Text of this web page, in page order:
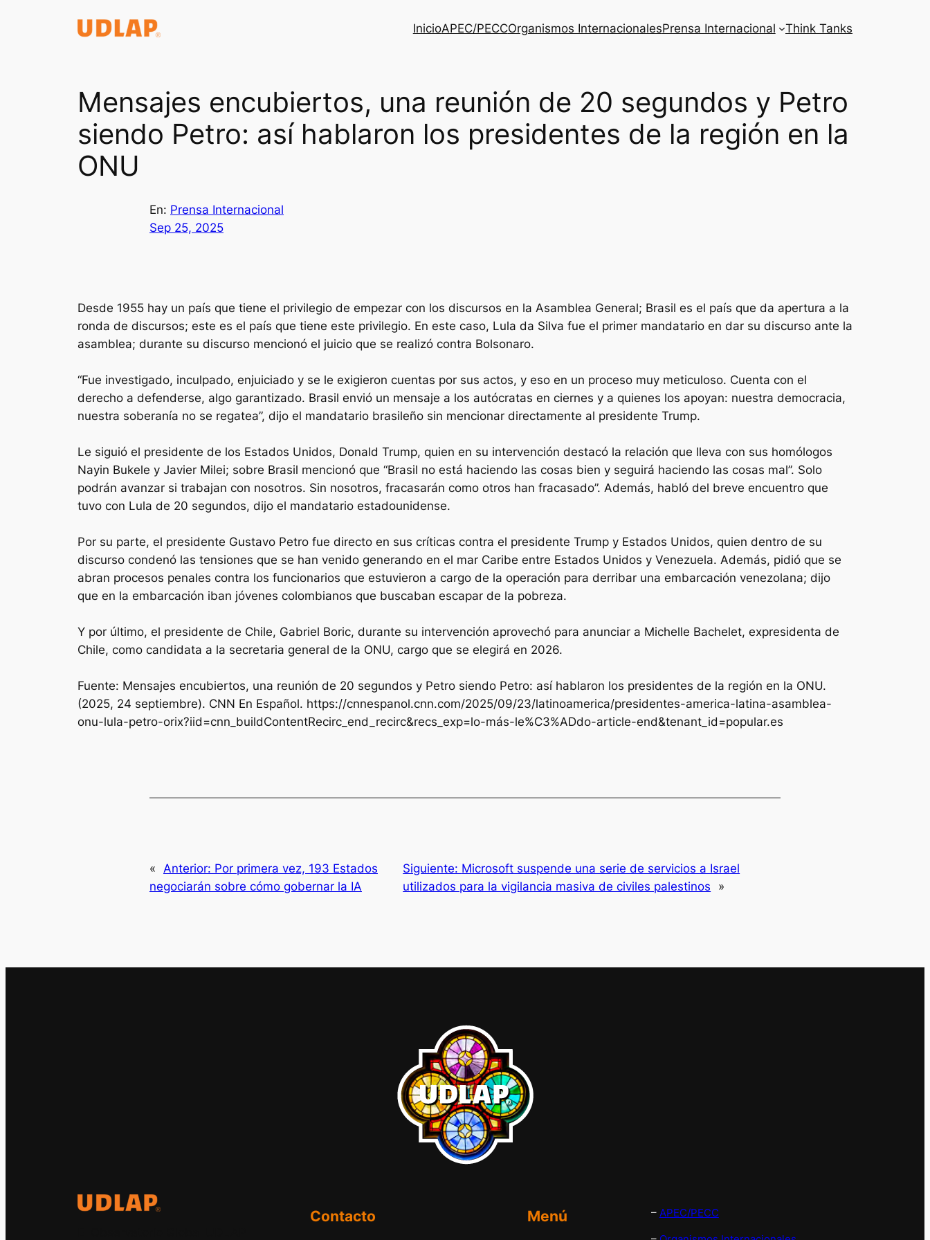
InicioAPEC/PECCOrganismos InternacionalesPrensa Internacional Think Tanks
Mensajes encubiertos, una reunión de 20 segundos y Petro
siendo Petro: así hablaron los presidentes de la región en la
ONU
En: Prensa Internacional
Sep 25, 2025
Desde 1955 hay un país que tiene el privilegio de empezar con los discursos en la Asamblea General; Brasil es el país que da apertura a la
ronda de discursos; este es el país que tiene este privilegio. En este caso, Lula da Silva fue el primer mandatario en dar su discurso ante la
asamblea; durante su discurso mencionó el juicio que se realizó contra Bolsonaro.
“Fue investigado, inculpado, enjuiciado y se le exigieron cuentas por sus actos, y eso en un proceso muy meticuloso. Cuenta con el
derecho a defenderse, algo garantizado. Brasil envió un mensaje a los autócratas en ciernes y a quienes los apoyan: nuestra democracia,
nuestra soberanía no se regatea”, dijo el mandatario brasileño sin mencionar directamente al presidente Trump.
Le siguió el presidente de los Estados Unidos, Donald Trump, quien en su intervención destacó la relación que lleva con sus homólogos
Nayin Bukele y Javier Milei; sobre Brasil mencionó que “Brasil no está haciendo las cosas bien y seguirá haciendo las cosas mal”. Solo
podrán avanzar si trabajan con nosotros. Sin nosotros, fracasarán como otros han fracasado”. Además, habló del breve encuentro que
tuvo con Lula de 20 segundos, dijo el mandatario estadounidense.
Por su parte, el presidente Gustavo Petro fue directo en sus críticas contra el presidente Trump y Estados Unidos, quien dentro de su
discurso condenó las tensiones que se han venido generando en el mar Caribe entre Estados Unidos y Venezuela. Además, pidió que se
abran procesos penales contra los funcionarios que estuvieron a cargo de la operación para derribar una embarcación venezolana; dijo
que en la embarcación iban jóvenes colombianos que buscaban escapar de la pobreza.
Y por último, el presidente de Chile, Gabriel Boric, durante su intervención aprovechó para anunciar a Michelle Bachelet, expresidenta de
Chile, como candidata a la secretaria general de la ONU, cargo que se elegirá en 2026.
Fuente: Mensajes encubiertos, una reunión de 20 segundos y Petro siendo Petro: así hablaron los presidentes de la región en la ONU.
(2025, 24 septiembre). CNN En Español. https://cnnespanol.cnn.com/2025/09/23/latinoamerica/presidentes-america-latina-asamblea-
onu-lula-petro-orix?iid=cnn_buildContentRecirc_end_recirc&recs_exp=lo-más-le%C3%ADdo-article-end&tenant_id=popular.es
« Anterior: Por primera vez, 193 Estados
negociarán sobre cómo gobernar la IA
Siguiente: Microsoft suspende una serie de servicios a Israel
utilizados para la vigilancia masiva de civiles palestinos
»
Contacto Menú – APEC/PECC